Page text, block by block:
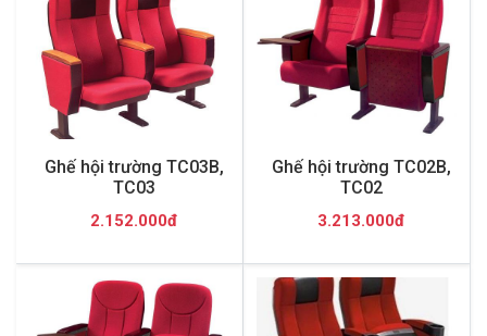
Ghế hội trường TC03B,
TC03
2.152.000đ
Ghế hội trường TC02B,
TC02
3.213.000đ